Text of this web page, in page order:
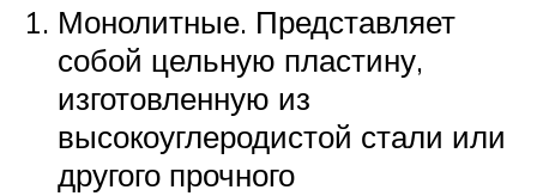
Монолитные. Представляет
собой цельную пластину,
изготовленную из
высокоуглеродистой стали или
другого прочного